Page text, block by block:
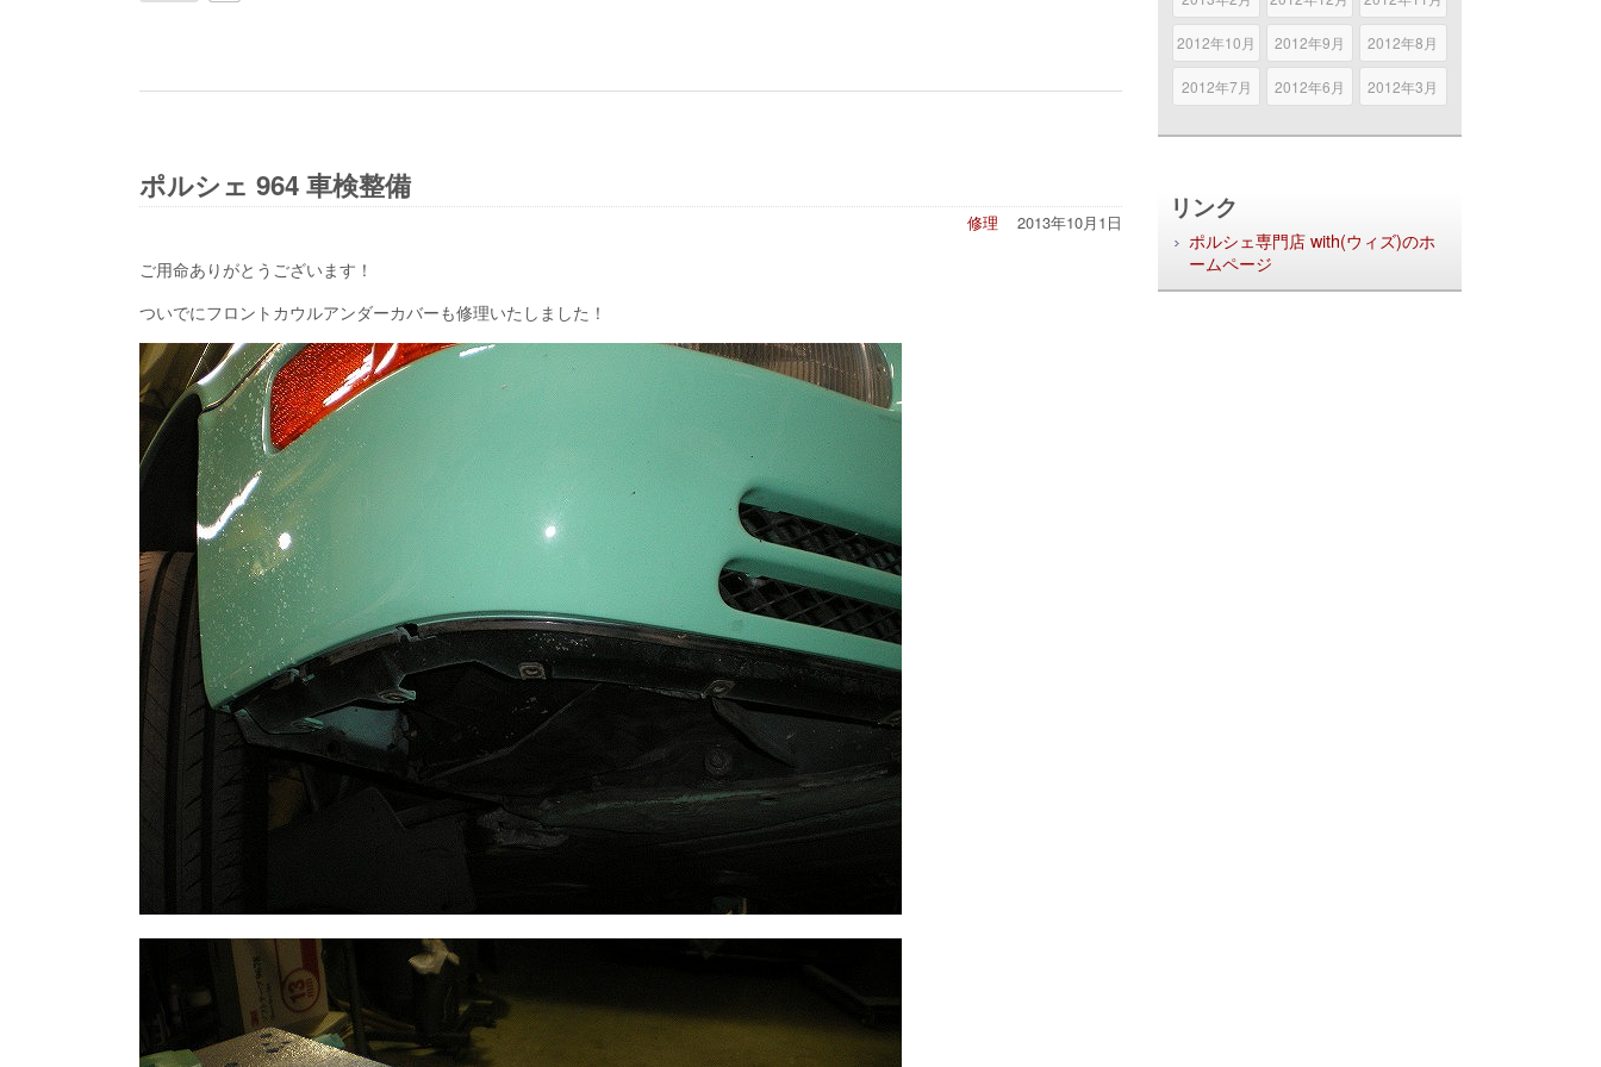
ポルシェ 964 車検整備
2013年10月1日
修理
ご用命ありがとうございます！
ついでにフロントカウルアンダーカバーも修理いたしました！
2012年10月 2012年9月 2012年8月
2012年7月 2012年6月 2012年3月
リンク
ポルシェ専門店 with(ウィズ)のホ
ームページ